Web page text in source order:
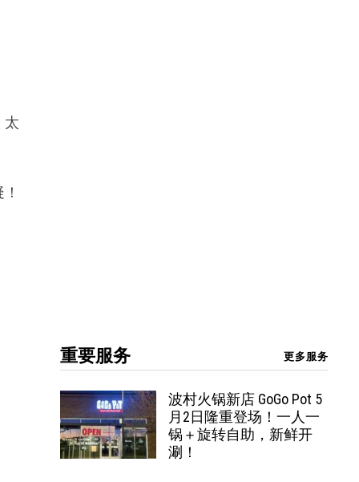
太
重要服务 更多服务
波村火锅新店 GoGo Pot 5
月2日隆重登场！一人一
锅＋旋转自助，新鲜开
涮！